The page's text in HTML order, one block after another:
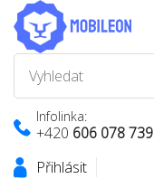
Infolinka:
+420 606 078 739
Přihlásit